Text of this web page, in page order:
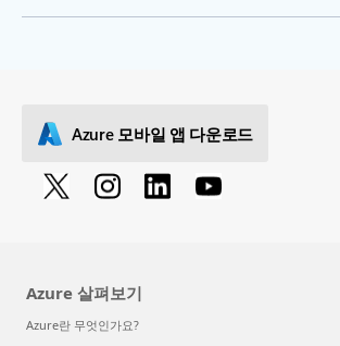
Azure 모바일 앱 다운로드
Azure 살펴보기
Azure란 무엇인가요?